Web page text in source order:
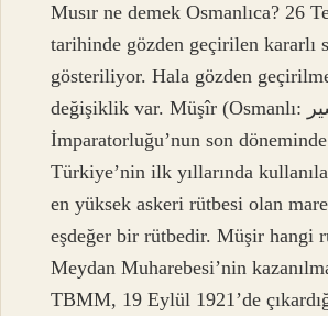
Musır ne demek Osmanlıca? 26
tarihinde gözden geçirilen kararlı
gösteriliyor. Hala gözden
değişiklik var. Müşîr (Osmanlı: مشير), Osmanlı
İmparatorluğu’nun son
Türkiye’nin ilk yıllarında
en yüksek askeri rütbesi olan
eşdeğer bir rütbedir. Müşir hangi
Meydan Muharebesi’nin
TBMM, 19 Eylül 1921’de